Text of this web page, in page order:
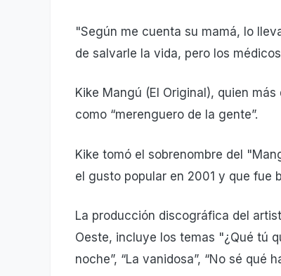
"Según me cuenta su mamá, lo
de salvarle la vida, pero los
Kike Mangú (El Original), quien
como “merenguero de la gente”.
Kike tomó el sobrenombre del
el gusto popular en 2001 y que fue
La producción discográfica del
Oeste, incluye los temas "¿Qué tú
noche”, “La vanidosa”, “No sé qué